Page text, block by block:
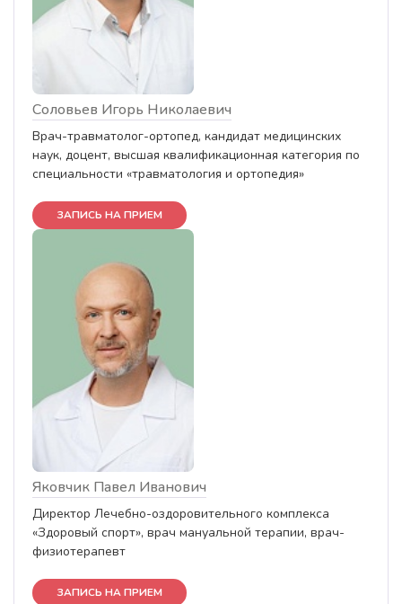
Соловьев Игорь Николаевич
Врач-травматолог-ортопед, кандидат медицинских
наук, доцент, высшая квалификационная категория по
специальности «травматология и ортопедия»
ЗАПИСЬ НА ПРИЕМ
Яковчик Павел Иванович
Директор Лечебно-оздоровительного комплекса
«Здоровый спорт», врач мануальной терапии, врач-
физиотерапевт
ЗАПИСЬ НА ПРИЕМ